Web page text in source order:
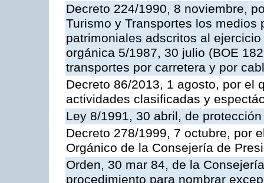
Decreto 224/1990, 8 noviembre,
Turismo y Transportes los
patrimoniales adscritos al
orgánica 5/1987, 30 julio (BOE
transportes por carretera y por
Decreto 86/2013, 1 agosto, por el
actividades clasificadas y
Ley 8/1991, 30 abril, de
Decreto 278/1999, 7 octubre, por
Orgánico de la Consejería de
Orden, 30 mar 84, de la
procedimiento para nombrar